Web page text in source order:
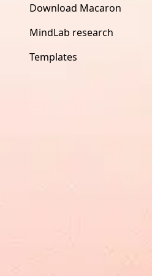
Download Macaron
MindLab research
Templates